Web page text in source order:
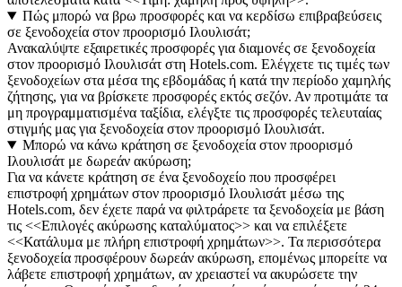
Πώς μπορώ να βρω προσφορές και να κερδίσω επιβραβεύσεις
σε ξενοδοχεία στον προορισμό Ιλουλισάτ;
Ανακαλύψτε εξαιρετικές προσφορές για διαμονές σε ξενοδοχεία
στον προορισμό Ιλουλισάτ στη Hotels.com. Ελέγχετε τις τιμές των
ξενοδοχείων στα μέσα της εβδομάδας ή κατά την περίοδο χαμηλής
ζήτησης, για να βρίσκετε προσφορές εκτός σεζόν. Αν προτιμάτε τα
μη προγραμματισμένα ταξίδια, ελέγξτε τις προσφορές τελευταίας
στιγμής μας για ξενοδοχεία στον προορισμό Ιλουλισάτ.
Μπορώ να κάνω κράτηση σε ξενοδοχεία στον προορισμό
Ιλουλισάτ με δωρεάν ακύρωση;
Για να κάνετε κράτηση σε ένα ξενοδοχείο που προσφέρει
επιστροφή χρημάτων στον προορισμό Ιλουλισάτ μέσω της
Hotels.com, δεν έχετε παρά να φιλτράρετε τα ξενοδοχεία με βάση
τις <<Επιλογές ακύρωσης καταλύματος>> και να επιλέξετε
<<Κατάλυμα με πλήρη επιστροφή χρημάτων>>. Τα περισσότερα
ξενοδοχεία προσφέρουν δωρεάν ακύρωση, επομένως μπορείτε να
λάβετε επιστροφή χρημάτων, αν χρειαστεί να ακυρώσετε την